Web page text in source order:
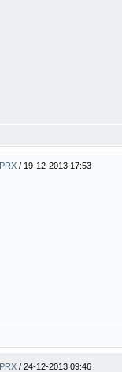
/ 19-12-2013 17:53
/ 24-12-2013 09:46